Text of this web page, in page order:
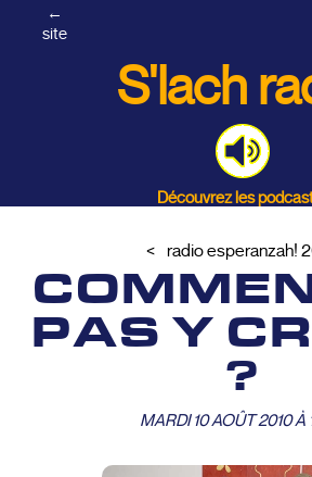
S'lach
Découvrez les
←
site
radio esperanzah!
PAS Y
?
MARDI 10 AOÛT 2010 À